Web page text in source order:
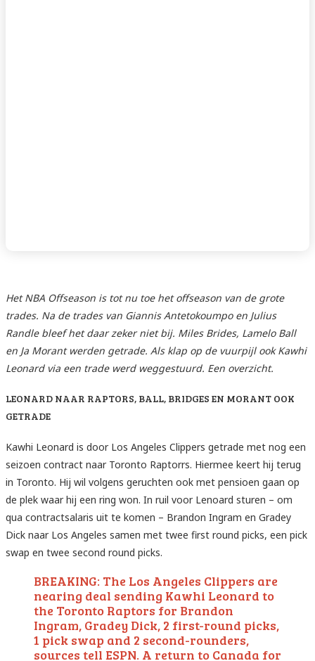
Het NBA Offseason is tot nu toe het offseason van de grote
trades. Na de trades van Giannis Antetokoumpo en Julius
Randle bleef het daar zeker niet bij. Miles Brides, Lamelo Ball
en Ja Morant werden getrade. Als klap op de vuurpijl ook Kawhi
Leonard via een trade werd weggestuurd. Een overzicht.
LEONARD NAAR RAPTORS, BALL, BRIDGES EN MORANT OOK
GETRADE
Kawhi Leonard is door Los Angeles Clippers getrade met nog een
seizoen contract naar Toronto Raptorrs. Hiermee keert hij terug
in Toronto. Hij wil volgens geruchten ook met pensioen gaan op
de plek waar hij een ring won. In ruil voor Lenoard sturen – om
qua contractsalaris uit te komen – Brandon Ingram en Gradey
Dick naar Los Angeles samen met twee first round picks, een pick
swap en twee second round picks.
BREAKING: The Los Angeles Clippers are
nearing deal sending Kawhi Leonard to
the Toronto Raptors for Brandon
Ingram, Gradey Dick, 2 first-round picks,
1 pick swap and 2 second-rounders,
sources tell ESPN. A return to Canada for